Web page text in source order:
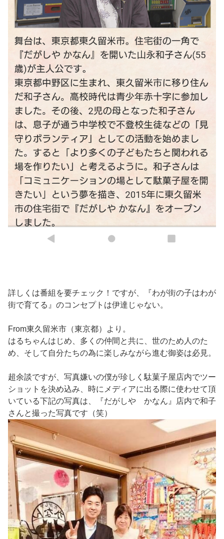
詳しくは番組を要チェック！ですが、『わが街の子はわが
街で育てる』のコンセプトは伊達じゃない。
From東久留米市（東京都）より。
はるちゃんはじめ、多くの仲間と共に、世のため人のた
め、そして自分たちの為に楽しみながら進む御姿は必見。
超余談ですが、写真嫌いの僕が珍しく駄菓子屋店内でツー
ショットを決め込み、時にメディアに出る際に使わせて頂
いている下記の写真は、『だがしや かなん』店内で和子
さんと撮った写真です（笑）